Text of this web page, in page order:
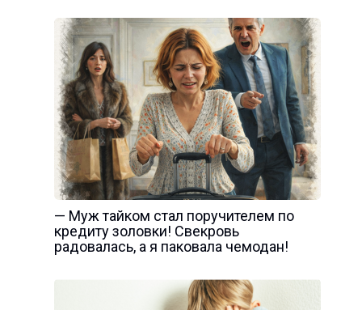
— Муж тайком стал поручителем по
кредиту золовки! Свекровь
радовалась, а я паковала чемодан!